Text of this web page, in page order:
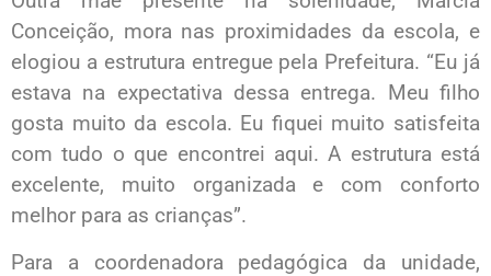
Conceição, mora nas proximidades da escola, e
elogiou a estrutura entregue pela Prefeitura. “Eu já
estava na expectativa dessa entrega. Meu filho
gosta muito da escola. Eu fiquei muito satisfeita
com tudo o que encontrei aqui. A estrutura está
excelente, muito organizada e com conforto
melhor para as crianças”.
Para a coordenadora pedagógica da unidade,